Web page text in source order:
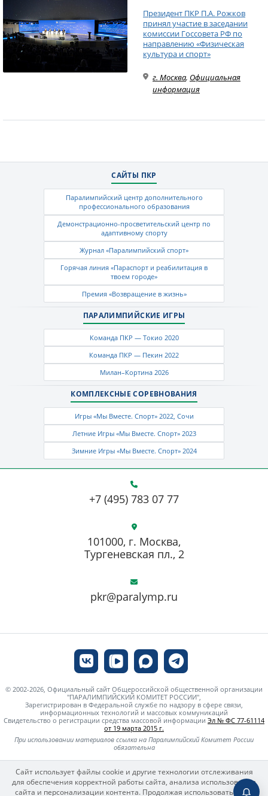
Президент ПКР П.А. Рожков
принял участие в заседании
комиссии Госсовета РФ по
направлению «Физическая
культура и спорт»
г. Москва, Официальная
информация
САЙТЫ ПКР
Паралимпийский центр дополнительного
профессионального образования
Демонстрационно-просветительский центр по
адаптивному спорту
Журнал «Паралимпийский спорт»
Горячая линия «Параспорт и реабилитация в
твоем городе»
Премия «Возвращение в жизнь»
ПАРАЛИМПИЙСКИЕ ИГРЫ
Команда ПКР — Токио 2020
Команда ПКР — Пекин 2022
Милан–Кортина 2026
КОМПЛЕКСНЫЕ СОРЕВНОВАНИЯ
Игры «Мы Вместе. Спорт» 2022, Сочи
Летние Игры «Мы Вместе. Спорт» 2023
Зимние Игры «Мы Вместе. Спорт» 2024
+7 (495) 783 07 77
pkr@paralymp.ru
101000, г. Москва,
Тургеневская пл., 2
© 2002-2026, Официальный сайт Общероссийской общественной организации
"ПАРАЛИМПИЙСКИЙ КОМИТЕТ РОССИИ",
Зарегистрирован в Федеральной службе по надзору в сфере связи,
информационных технологий и массовых коммуникаций
Свидетельство о регистрации средства массовой информации Эл № ФС 77-61114
от 19 марта 2015 г.
При использовании материалов ссылка на Паралимпийский Комитет России
обязательна
Сайт использует файлы cookie и другие технологии отслеживания
для обеспечения корректной работы сайта, анализа использования
сайта и персонализации контента. Продолжая использовать сайт,